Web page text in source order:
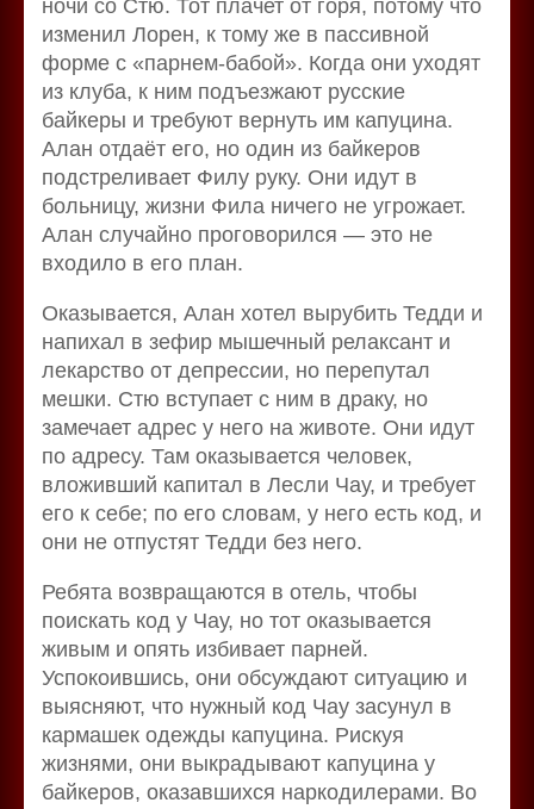
ночи со Стю. Тот плачет от горя, потому что
изменил Лорен, к тому же в пассивной
форме с «парнем-бабой». Когда они уходят
из клуба, к ним подъезжают русские
байкеры и требуют вернуть им капуцина.
Алан отдаёт его, но один из байкеров
подстреливает Филу руку. Они идут в
больницу, жизни Фила ничего не угрожает.
Алан случайно проговорился — это не
входило в его план.
Оказывается, Алан хотел вырубить Тедди и
напихал в зефир мышечный релаксант и
лекарство от депрессии, но перепутал
мешки. Стю вступает с ним в драку, но
замечает адрес у него на животе. Они идут
по адресу. Там оказывается человек,
вложивший капитал в Лесли Чау, и требует
его к себе; по его словам, у него есть код, и
они не отпустят Тедди без него.
Ребята возвращаются в отель, чтобы
поискать код у Чау, но тот оказывается
живым и опять избивает парней.
Успокоившись, они обсуждают ситуацию и
выясняют, что нужный код Чау засунул в
кармашек одежды капуцина. Рискуя
жизнями, они выкрадывают капуцина у
байкеров, оказавшихся наркодилерами. Во